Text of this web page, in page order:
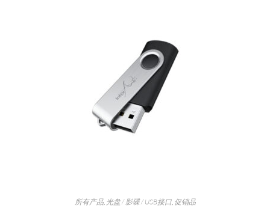
所有产品, 光盘 / 影碟 / USB接口, 促销品